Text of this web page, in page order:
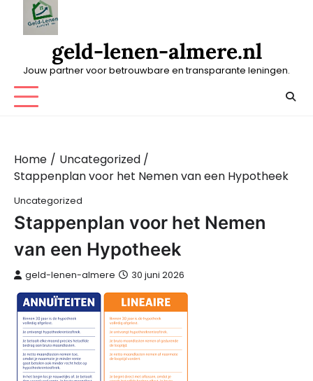
geld-lenen-almere.nl
Jouw partner voor betrouwbare en transparante leningen.
Home
Uncategorized
Stappenplan voor het Nemen van een Hypotheek
Uncategorized
Stappenplan voor het Nemen
van een Hypotheek
geld-lenen-almere 30 juni 2026